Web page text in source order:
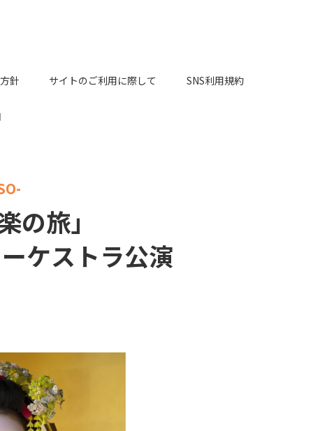
針 サイトのご利用に際して SNS利用規約
の旅」
ケストラ公演